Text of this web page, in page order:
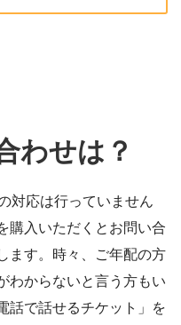
わせは？
対応は行っていません
購入いただくとお問い合
ます。時々、ご年配の方
わからないと言う方もい
話で話せるチケット」を